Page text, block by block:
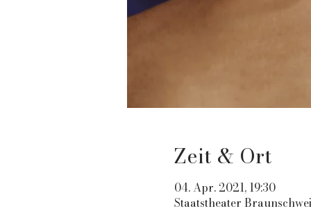
Zeit & Ort
04. Apr. 2021, 19:30
Staatstheater